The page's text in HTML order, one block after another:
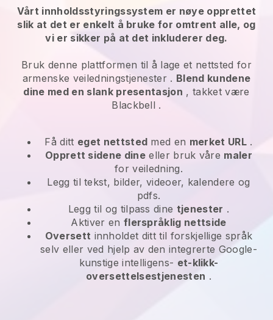
Vårt innholdsstyringssystem er nøye opprettet
slik at det er enkelt å bruke for omtrent alle, og
vi er sikker på at det inkluderer deg.
Bruk denne plattformen til å lage et nettsted for
armenske veiledningstjenester . Blend kundene
dine med en slank presentasjon , takket være
Blackbell .
Få ditt eget nettsted med en merket URL.
Opprett sidene dine eller bruk våre maler
for veiledning.
Legg til tekst, bilder, videoer, kalendere og
pdfs.
Legg til og tilpass dine tjenester .
Aktiver en flerspråklig nettside
Oversett innholdet ditt til forskjellige språk
selv eller ved hjelp av den integrerte Google-
kunstige intelligens- et-klikk-
oversettelsestjenesten .